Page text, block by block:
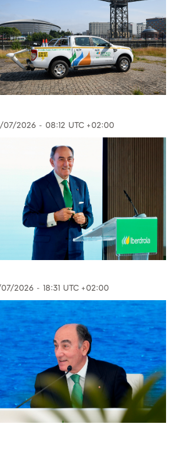
07/2026 - 08:12 UTC +02:00
07/2026 - 18:31 UTC +02:00